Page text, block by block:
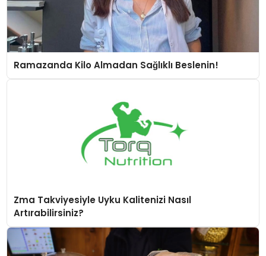
Ramazanda Kilo Almadan Sağlıklı Beslenin!
Zma Takviyesiyle Uyku Kalitenizi Nasıl
Artırabilirsiniz?